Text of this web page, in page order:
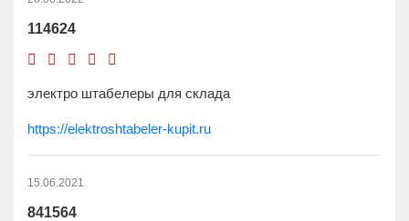
114624
электро штабелеры для склада
https://elektroshtabeler-kupit.ru
15.06.2021
841564